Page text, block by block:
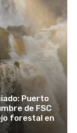
Puerto
de FSC
forestal en